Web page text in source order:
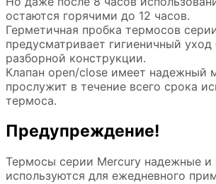
остаются горячими до 12 часов.
Герметичная пробка термосов
предусматривает гигиеничный уход
разборной конструкции.
Клапан open/close имеет надежный
прослужит в течение всего срока
термоса.
Предупреждение!
Термосы серии Mercury надежные и
используются для ежедневного